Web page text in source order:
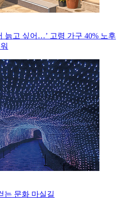
늙고 싶어…’ 고령 가구 40% 노후
는 문화 마실길